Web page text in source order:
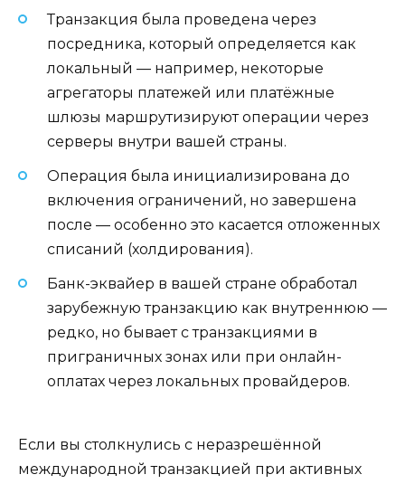
Транзакция была проведена через
посредника, который определяется как
локальный — например, некоторые
агрегаторы платежей или платёжные
шлюзы маршрутизируют операции через
серверы внутри вашей страны.
Операция была инициализирована до
включения ограничений, но завершена
после — особенно это касается отложенных
списаний (холдирования).
Банк-эквайер в вашей стране обработал
зарубежную транзакцию как внутреннюю —
редко, но бывает с транзакциями в
приграничных зонах или при онлайн-
оплатах через локальных провайдеров.
Если вы столкнулись с неразрешённой
международной транзакцией при активных